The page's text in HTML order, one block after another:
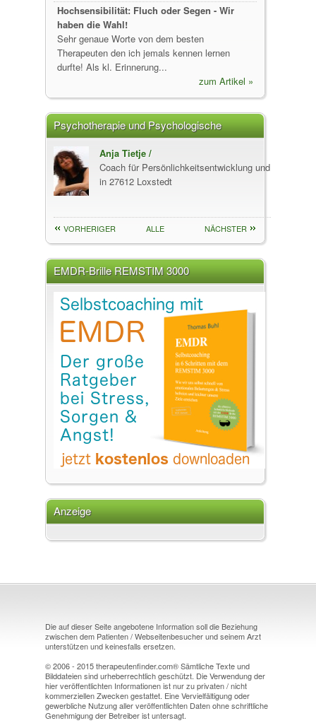
Hochsensibilität: Fluch oder Segen - Wir
haben die Wahl!
Sehr genaue Worte von dem besten
Therapeuten den ich jemals kennen lernen
durfte! Als kl. Erinnerung...
zum Artikel »
Psychotherapie und Psychologische
Beratung
Anja Tietje /
Coach für Persönlichkeitsentwicklung und
in 27612 Loxstedt
VORHERIGER ALLE NÄCHSTER
EMDR-Brille REMSTIM 3000
Anzeige
Die auf dieser Seite angebotene Information soll die Beziehung
zwischen dem Patienten / Webseitenbesucher und seinem Arzt
unterstützen und keinesfalls ersetzen.
© 2006 - 2015 therapeutenfinder.com® Sämtliche Texte und
Bilddateien sind urheberrechtlich geschützt. Die Verwendung der
hier veröffentlichten Informationen ist nur zu privaten / nicht
kommerziellen Zwecken gestattet. Eine Vervielfältigung oder
gewerbliche Nutzung aller veröffentlichten Daten ohne schriftliche
Genehmigung der Betreiber ist untersagt.